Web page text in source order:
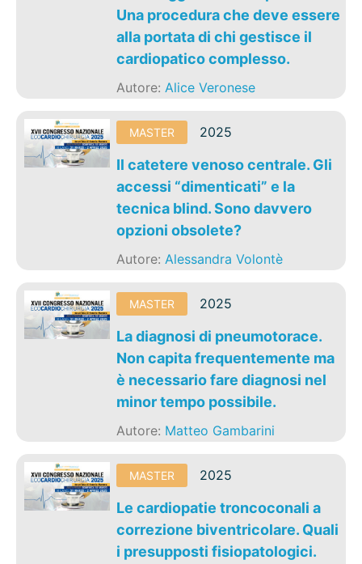
Una procedura che deve essere
alla portata di chi gestisce il
cardiopatico complesso.
Autore:Alice Veronese
MASTER 2025
Il catetere venoso centrale. Gli
accessi “dimenticati” e la
tecnica blind. Sono davvero
opzioni obsolete?
Autore:Alessandra Volontè
MASTER 2025
La diagnosi di pneumotorace.
Non capita frequentemente ma
è necessario fare diagnosi nel
minor tempo possibile.
Autore: Matteo Gambarini
MASTER 2025
Le cardiopatie troncoconali a
correzione biventricolare. Quali
i presupposti fisiopatologici.